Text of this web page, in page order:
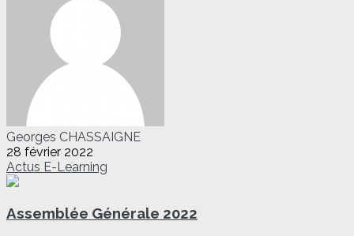
Georges CHASSAIGNE
28 février 2022
Actus E-Learning
Assemblée Générale 2022